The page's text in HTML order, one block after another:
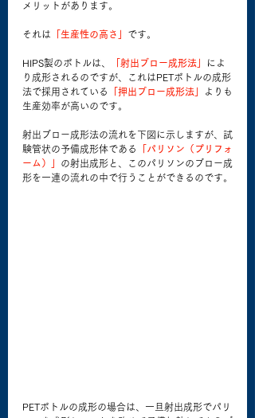
メリットがあります。
それは 「生産性の高さ」 です。
HIPS製のボトルは、 「射出ブロー成形法」
によ
り成形されるのですが、これはPETボトルの成形
法で採用されている
「押出ブロー成形法」
よりも
生産効率が高いのです。
射出ブロー成形法の流れを下図に示しますが、試
験管状の予備成形体である
「パリソン（プリフォ
ーム）」 の射出成形と、このパリソンのブロー成
形を一連の流れの中で行うことができるのです。
PETボトルの成形の場合は、一旦射出成形でパリ